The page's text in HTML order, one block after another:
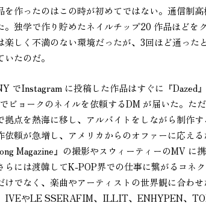
作ったのはこの時が初めてではない。通信制
。独学で作り貯めたネイルチップ20 作品ほどを
楽しく不満のない環境だったが、3回ほど通っ
たのだ。
でInstagram に投稿した作品はすぐに『Dazed
ビョークのネイルを依頼するDM が届いた。た
拠点を熱海に移し、アルバイトをしながら制作
依頼が急増し、アメリカからのオファーに応え
Magazine』の撮影やスウィーティーのMV に
らには渡韓してK-POP界での仕事に繋がるコネ
けでなく、楽曲やアーティストの世界観に合わ
IVEやLE SSERAFIM、ILLIT、ENHYPEN、